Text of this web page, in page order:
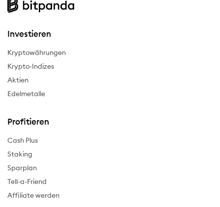
Investieren
Kryptowährungen
Krypto-Indizes
Aktien
Edelmetalle
Profitieren
Cash Plus
Staking
Sparplan
Tell-a-Friend
Affiliate werden